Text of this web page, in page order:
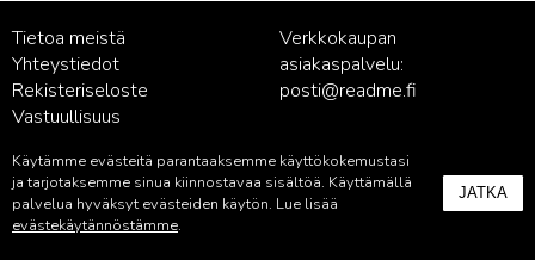
Tietoa meistä
Yhteystiedot
Rekisteriseloste
Vastuullisuus
Verkkokaupan
asiakaspalvelu:
posti@readme.fi
Kustantamon asiakaspalvelu:
palvelu@readme.fi
Käytämme evästeitä parantaaksemme käyttökokemustasi
ja tarjotaksemme sinua kiinnostavaa sisältöä. Käyttämällä
palvelua hyväksyt evästeiden käytön. Lue lisää
evästekäytännöstämme.
JATKA